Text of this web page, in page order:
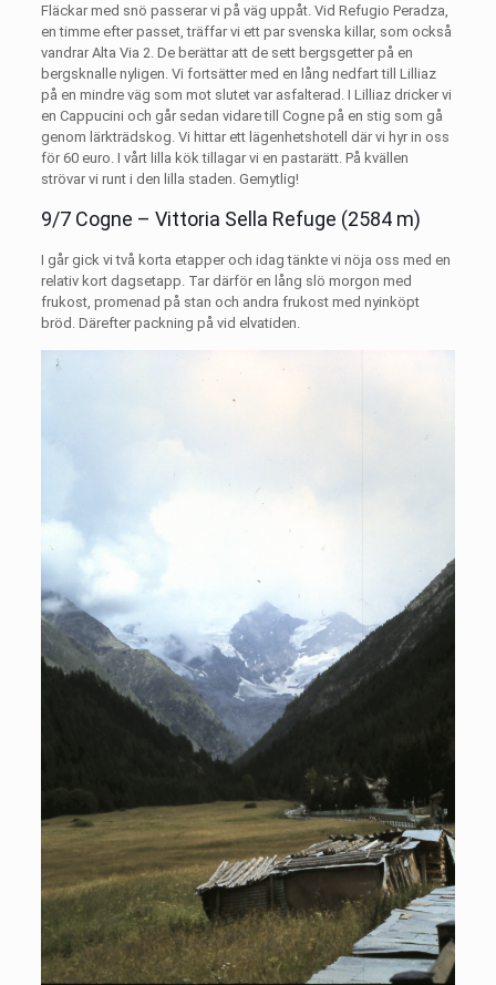
Fläckar med snö passerar vi på väg uppåt. Vid Refugio Peradza,
en timme efter passet, träffar vi ett par svenska killar, som också
vandrar Alta Via 2. De berättar att de sett bergsgetter på en
bergsknalle nyligen. Vi fortsätter med en lång nedfart till Lilliaz
på en mindre väg som mot slutet var asfalterad. I Lilliaz dricker vi
en Cappucini och går sedan vidare till Cogne på en stig som gå
genom lärkträdskog. Vi hittar ett lägenhetshotell där vi hyr in oss
för 60 euro. I vårt lilla kök tillagar vi en pastarätt. På kvällen
strövar vi runt i den lilla staden. Gemytlig!
9/7 Cogne – Vittoria Sella Refuge (2584 m)
I går gick vi två korta etapper och idag tänkte vi nöja oss med en
relativ kort dagsetapp. Tar därför en lång slö morgon med
frukost, promenad på stan och andra frukost med nyinköpt
bröd. Därefter packning på vid elvatiden.